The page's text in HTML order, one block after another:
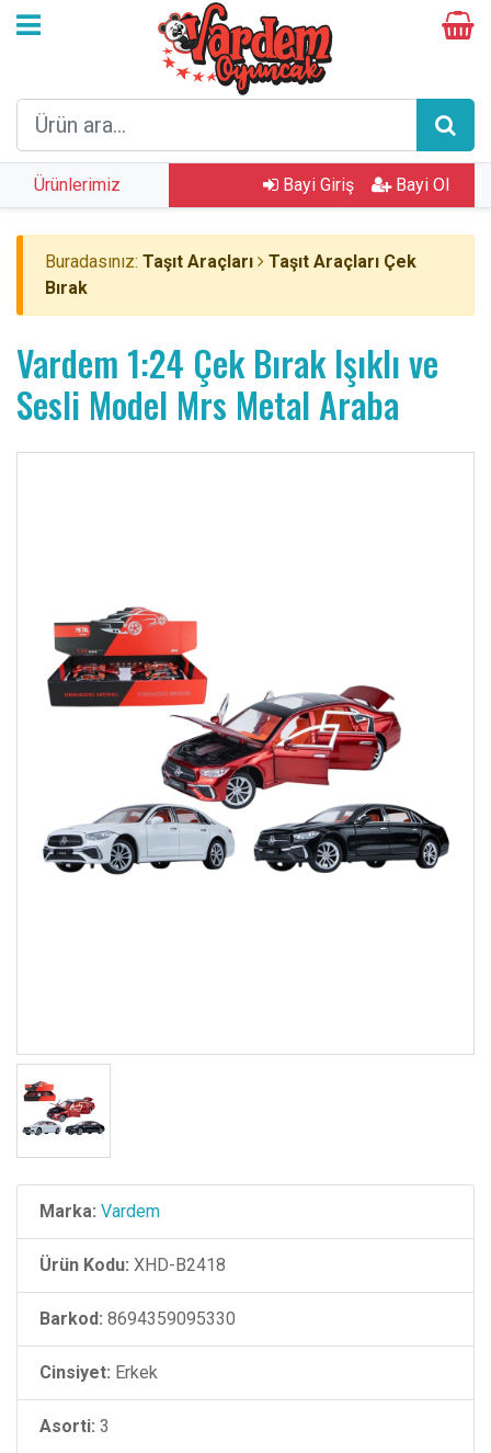
Ürünlerimiz Bayi Giriş Bayi Ol
Buradasınız: Taşıt Araçları
Taşıt Araçları Çek
Bırak
Vardem 1:24 Çek Bırak Işıklı ve
Sesli Model Mrs Metal Araba
Marka: Vardem
Ürün Kodu: XHD-B2418
Barkod: 8694359095330
Cinsiyet: Erkek
Asorti: 3